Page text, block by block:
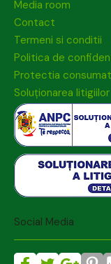
Media room
Contact
Termeni si conditii
Politica de
Protectia
Soluționarea litigiilor
Social Media